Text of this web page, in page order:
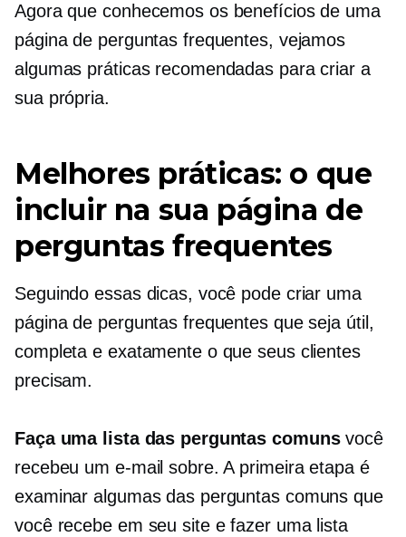
Agora que conhecemos os benefícios de uma
página de perguntas frequentes, vejamos
algumas práticas recomendadas para criar a
sua própria.
Melhores práticas: o que
incluir na sua página de
perguntas frequentes
Seguindo essas dicas, você pode criar uma
página de perguntas frequentes que seja útil,
completa e exatamente o que seus clientes
precisam.
Faça uma lista das perguntas comunsvocê
recebeu um e-mail sobre. A primeira etapa é
examinar algumas das perguntas comuns que
você recebe em seu site e fazer uma lista